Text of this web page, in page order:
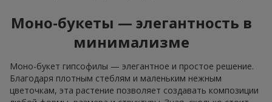
Моно-букеты — элегантность в
минимализме
Моно-букет гипсофилы — элегантное и простое решение.
Благодаря плотным стеблям и маленьким нежным
цветочкам, эта растение позволяет создавать композиции